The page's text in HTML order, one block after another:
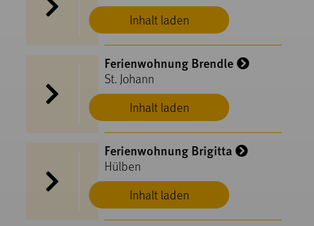
Inhalt laden
Inhalt laden
Ferienwohnung Brendle
St. Johann
Inhalt laden
Ferienwohnung Brigitta
Hülben